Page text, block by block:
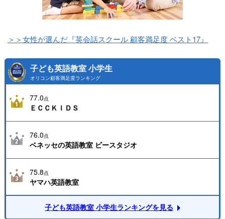
＞＞女性が選んだ『英会話スクール 顧客満足度 ベスト17』
子ども英語教室 小学生
オリコン顧客満足度ランキング
77.0点
ＥＣＣＫＩＤＳ
76.0点
ベネッセの英語教室 ビースタジオ
75.8点
ヤマハ英語教室
子ども英語教室 小学生ランキングを見る